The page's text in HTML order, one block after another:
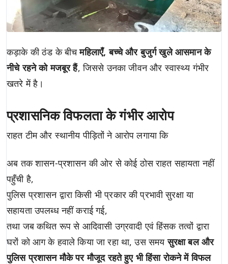
कड़ाके की ठंड के बीचमहिलाएँ, बच्चे और बुजुर्ग खुले आसमान के
नीचे रहने को मजबूर हैं, जिससे उनका जीवन और स्वास्थ्य गंभीर
खतरे में है।
प्रशासनिक विफलता के गंभीर आरोप
राहत टीम और स्थानीय पीड़ितों ने आरोप लगाया कि
अब तक शासन-प्रशासन की ओर से कोई ठोस राहत सहायता नहीं
पहुँची है,
पुलिस प्रशासन द्वारा किसी भी प्रकार की प्रभावी सुरक्षा या
सहायता उपलब्ध नहीं कराई गई,
तथा जब कथित रूप से आदिवासी उग्रवादी एवं हिंसक तत्वों द्वारा
घरों को आग के हवाले किया जा रहा था, उस समयसुरक्षा बल और
पुलिस प्रशासन मौके पर मौजूद रहते हुए भी हिंसा रोकने में विफल